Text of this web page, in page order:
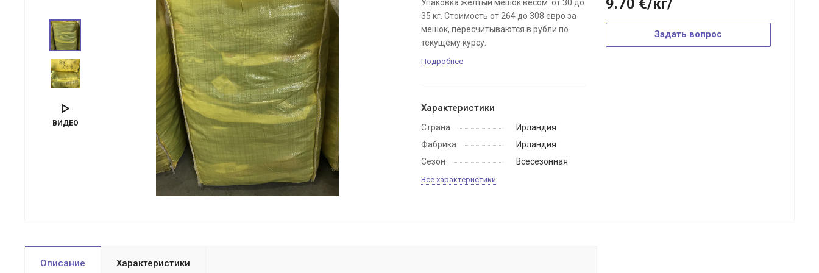
ВИДЕО
Упаковка желтый мешок весом от 30 до
35 кг. Стоимость от 264 до 308 евро за
мешок, пересчитываются в рубли по
текущему курсу.
Подробнее
Характеристики
Страна
Ирландия
Фабрика
Ирландия
Сезон
Всесезонная
Все характеристики
9.70 €/кг/
Задать вопрос
Описание Характеристики